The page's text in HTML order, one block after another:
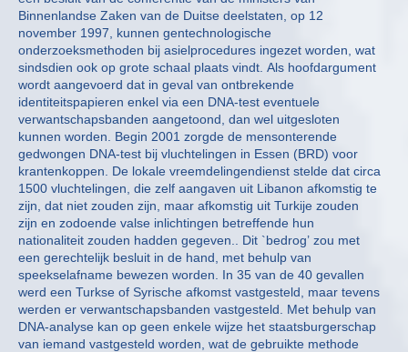
Binnenlandse Zaken van de Duitse deelstaten, op 12
november 1997, kunnen gentechnologische
onderzoeksmethoden bij asielprocedures ingezet worden, wat
sindsdien ook op grote schaal plaats vindt. Als hoofdargument
wordt aangevoerd dat in geval van ontbrekende
identiteitspapieren enkel via een DNA-test eventuele
verwantschapsbanden aangetoond, dan wel uitgesloten
kunnen worden. Begin 2001 zorgde de mensonterende
gedwongen DNA-test bij vluchtelingen in Essen (BRD) voor
krantenkoppen. De lokale vreemdelingendienst stelde dat circa
1500 vluchtelingen, die zelf aangaven uit Libanon afkomstig te
zijn, dat niet zouden zijn, maar afkomstig uit Turkije zouden
zijn en zodoende valse inlichtingen betreffende hun
nationaliteit zouden hadden gegeven.. Dit `bedrog’ zou met
een gerechtelijk besluit in de hand, met behulp van
speekselafname bewezen worden. In 35 van de 40 gevallen
werd een Turkse of Syrische afkomst vastgesteld, maar tevens
werden er verwantschapsbanden vastgesteld. Met behulp van
DNA-analyse kan op geen enkele wijze het staatsburgerschap
van iemand vastgesteld worden, wat de gebruikte methode